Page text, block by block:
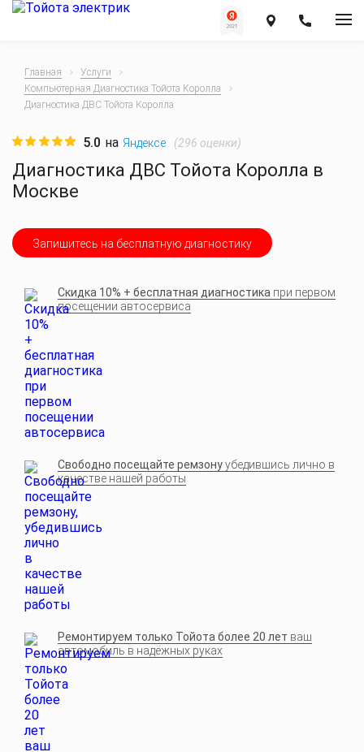
Главная
Услуги
Компьютерная Диагностика Тойота Королла
Диагностика ДВС Тойота Королла
Диагностика ДВС Тойота Королла в
Москве
5.0 на Яндексе (296 оценки)
Запишитесь на бесплатную диагностику
Скидка 10% + бесплатная диагностика при первом
посещении автосервиса
Свободно посещайте ремзонуубедившись лично в
качестве нашей работы
Ремонтируем только Тойота более 20 лет ваш
автомобиль в надёжных руках